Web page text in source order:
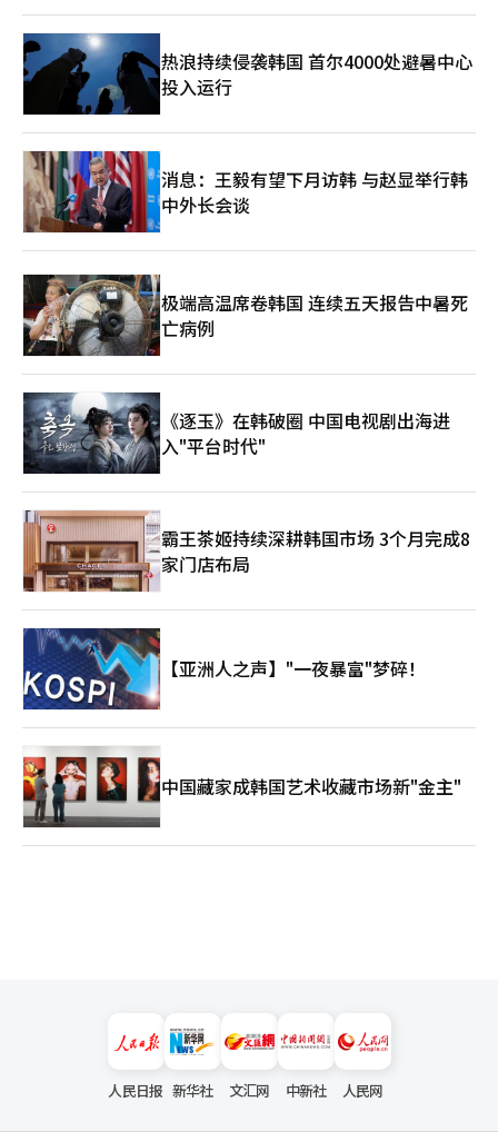
热浪持续侵袭韩国 首尔4000处避暑中心
投入运行
消息：王毅有望下月访韩 与赵显举行韩
中外长会谈
极端高温席卷韩国 连续五天报告中暑死
亡病例
《逐玉》在韩破圈 中国电视剧出海进
入"平台时代"
霸王茶姬持续深耕韩国市场 3个月完成8
家门店布局
【亚洲人之声】"一夜暴富"梦碎！
中国藏家成韩国艺术收藏市场新"金主"
人民日报 新华社 文汇网 中新社 人民网